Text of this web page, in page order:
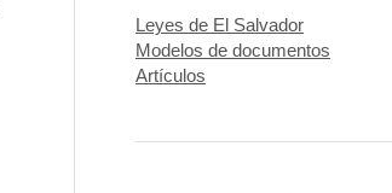
Leyes de El Salvador
Modelos de documentos
Artículos